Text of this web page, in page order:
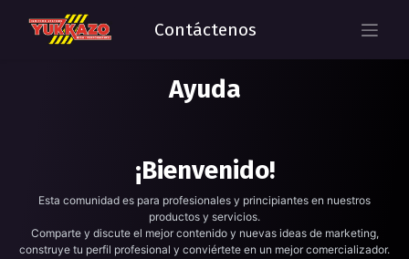
Contáctenos
Ayuda
¡Bienvenido!
Esta comunidad es para profesionales y principiantes en nuestros
productos y servicios.
Comparte y discute el mejor contenido y nuevas ideas de marketing,
construye tu perfil profesional y conviértete en un mejor comercializador.